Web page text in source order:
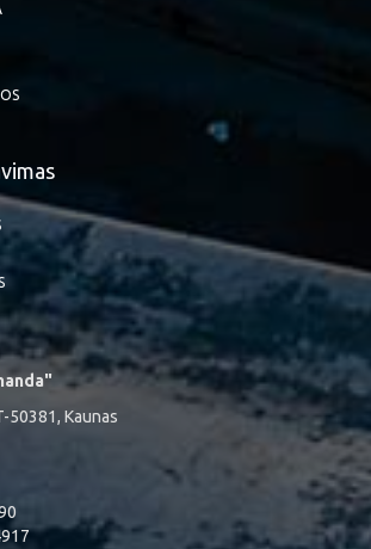
50381, Kaunas